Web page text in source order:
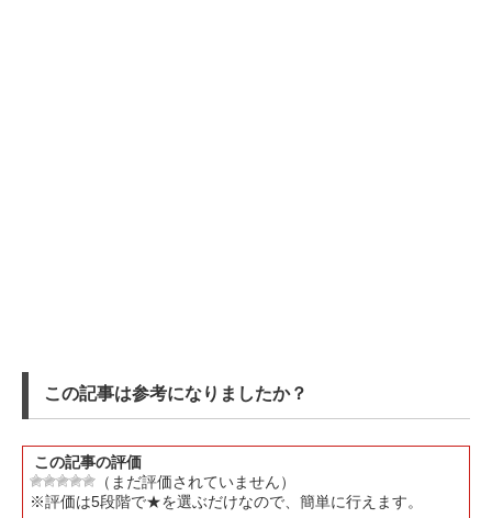
この記事は参考になりましたか？
この記事の評価
（まだ評価されていません）
※評価は5段階で★を選ぶだけなので、簡単に行えます。